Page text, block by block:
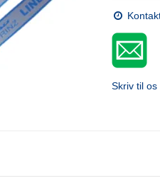
Skriv til